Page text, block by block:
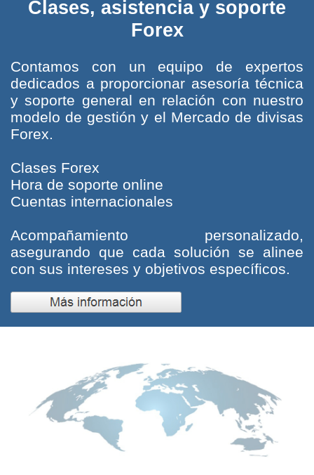
Clases, asistencia y soporte
Forex
Contamos con un equipo de expertos
dedicados a proporcionar asesoría técnica
y soporte general en relación con nuestro
modelo de gestión y el Mercado de divisas
Forex.
Clases Forex
Hora de soporte online
Cuentas internacionales
Acompañamiento personalizado,
asegurando que cada solución se alinee
con sus intereses y objetivos específicos.